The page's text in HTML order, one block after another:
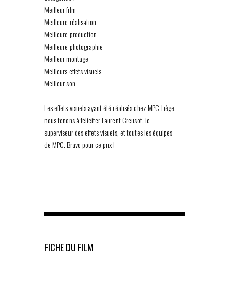
Meilleur film
Meilleure réalisation
Meilleure production
Meilleure photographie
Meilleur montage
Meilleurs effets visuels
Meilleur son
Les effets visuels ayant été réalisés chez MPC Liège,
nous tenons à féliciter Laurent Creusot, le
superviseur des effets visuels, et toutes les équipes
de MPC. Bravo pour ce prix !
FICHE DU FILM